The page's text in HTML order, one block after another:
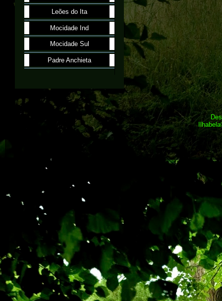
Leões do Ita
Mocidade Ind
Mocidade Sul
Padre Anchieta